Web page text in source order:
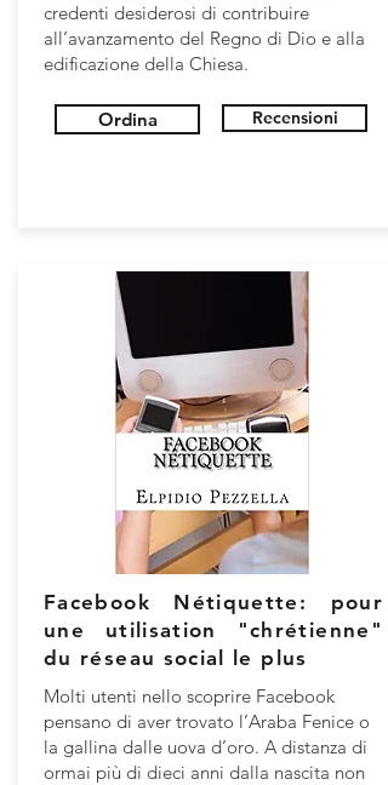
credenti desiderosi di contribuire
all’avanzamento del Regno di Dio e alla
edificazione della Chiesa.
Ordina Recensioni
Facebook Nétiquette: pour
une utilisation "chrétienne"
du réseau social le plus
Molti utenti nello scoprire Facebook
pensano di aver trovato l’Araba Fenice o
la gallina dalle uova d’oro. A distanza di
ormai più di dieci anni dalla nascita non